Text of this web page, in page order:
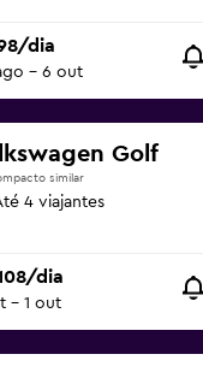
dia
- 6 out
Golf
similar
4 viajantes
dia
- 1 out